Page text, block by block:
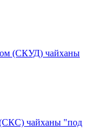
(СКУД) чайханы
(СКС) чайханы "под